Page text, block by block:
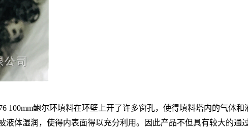
鲍尔环填料在环壁上开了许多窗孔，使得填料塔内的气体
体湿润，使得内表面得以充分利用。因此产品不但具有较大的通